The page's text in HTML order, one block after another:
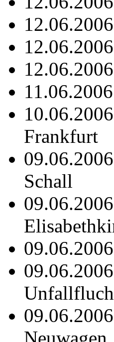
Frankfurt
Schall
Neuwagen